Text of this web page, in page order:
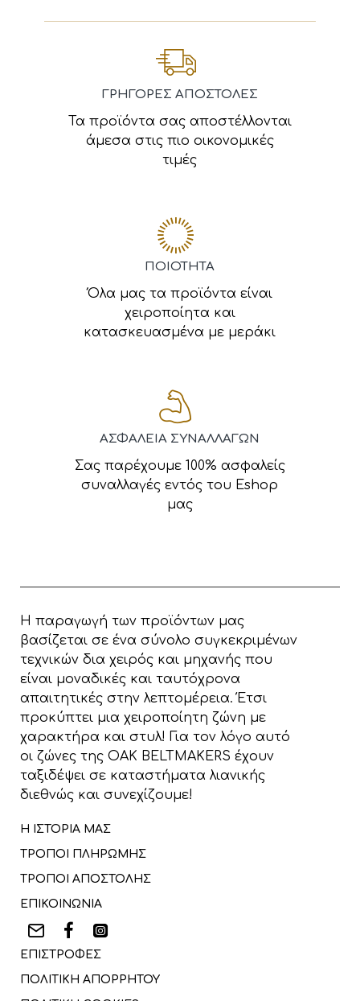
ΓΡΗΓΟΡΕΣ ΑΠΟΣΤΟΛΕΣ
Τα προϊόντα σας αποστέλλονται
άμεσα στις πιο οικονομικές
τιμές
ΠΟΙΟΤΗΤΑ
Όλα μας τα προϊόντα είναι
χειροποίητα και
κατασκευασμένα με μεράκι
ΑΣΦΑΛΕΙΑ ΣΥΝΑΛΛΑΓΩΝ
Σας παρέχουμε 100% ασφαλείς
συναλλαγές εντός του Eshop
μας
Η παραγωγή των προϊόντων μας
βασίζεται σε ένα σύνολο συγκεκριμένων
τεχνικών δια χειρός και μηχανής που
είναι μοναδικές και ταυτόχρονα
απαιτητικές στην λεπτομέρεια. Έτσι
προκύπτει μια χειροποίητη ζώνη με
χαρακτήρα και στυλ! Για τον λόγο αυτό
οι ζώνες της OAK BELTMAKERS έχουν
ταξιδέψει σε καταστήματα λιανικής
διεθνώς και συνεχίζουμε!
Η ΙΣΤΟΡΙΑ ΜΑΣ
ΤΡΟΠΟΙ ΠΛΗΡΩΜΗΣ
ΤΡΟΠΟΙ ΑΠΟΣΤΟΛΗΣ
ΕΠΙΚΟΙΝΩΝΙΑ
ΕΠΙΣΤΡΟΦΕΣ
ΠΟΛΙΤΙΚΗ ΑΠΟΡΡΗΤΟΥ